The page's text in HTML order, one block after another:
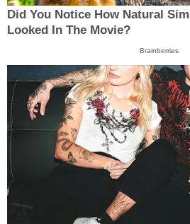
Did You Notice How Natural
Looked In The Movie?
Brainberries